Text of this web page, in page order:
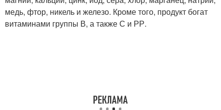
медь, фтор, никель и железо. Кроме того, продукт богат
витаминами группы В, а также С и РР.